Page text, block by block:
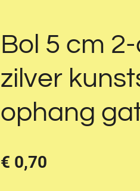
Bol 5 cm
zilver
ophang
€ 0,70